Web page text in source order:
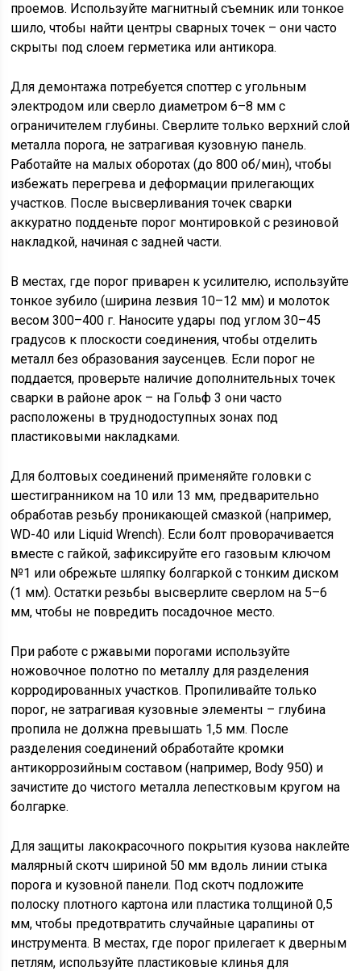
проемов. Используйте магнитный съемник или тонкое
шило, чтобы найти центры сварных точек – они часто
скрыты под слоем герметика или антикора.
Для демонтажа потребуется споттер с угольным
электродом или сверло диаметром 6–8 мм с
ограничителем глубины. Сверлите только верхний слой
металла порога, не затрагивая кузовную панель.
Работайте на малых оборотах (до 800 об/мин), чтобы
избежать перегрева и деформации прилегающих
участков. После высверливания точек сварки
аккуратно подденьте порог монтировкой с резиновой
накладкой, начиная с задней части.
В местах, где порог приварен к усилителю, используйте
тонкое зубило (ширина лезвия 10–12 мм) и молоток
весом 300–400 г. Наносите удары под углом 30–45
градусов к плоскости соединения, чтобы отделить
металл без образования заусенцев. Если порог не
поддается, проверьте наличие дополнительных точек
сварки в районе арок – на Гольф 3 они часто
расположены в труднодоступных зонах под
пластиковыми накладками.
Для болтовых соединений применяйте головки с
шестигранником на 10 или 13 мм, предварительно
обработав резьбу проникающей смазкой (например,
WD-40 или Liquid Wrench). Если болт проворачивается
вместе с гайкой, зафиксируйте его газовым ключом
№1 или обрежьте шляпку болгаркой с тонким диском
(1 мм). Остатки резьбы высверлите сверлом на 5–6
мм, чтобы не повредить посадочное место.
При работе с ржавыми порогами используйте
ножовочное полотно по металлу для разделения
корродированных участков. Пропиливайте только
порог, не затрагивая кузовные элементы – глубина
пропила не должна превышать 1,5 мм. После
разделения соединений обработайте кромки
антикоррозийным составом (например, Body 950) и
зачистите до чистого металла лепестковым кругом на
болгарке.
Для защиты лакокрасочного покрытия кузова наклейте
малярный скотч шириной 50 мм вдоль линии стыка
порога и кузовной панели. Под скотч подложите
полоску плотного картона или пластика толщиной 0,5
мм, чтобы предотвратить случайные царапины от
инструмента. В местах, где порог прилегает к дверным
петлям, используйте пластиковые клинья для